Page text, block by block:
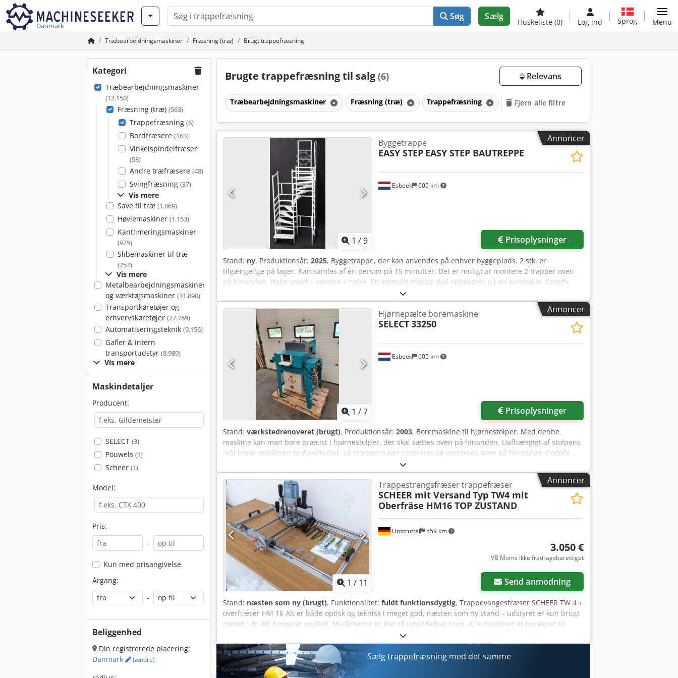
Danmark
Søg Sælg
Huskeliste (0) Log ind Sprog Menu
Træbearbejdningsmaskiner Fræsning (træ) Brugt trappefræsning
Kategori
Træbearbejdningsmaskiner
(12.150)
Fræsning (træ) (563)
Trappefræsning (6)
Bordfræsere (163)
Vinkelspindelfræser
(58)
Andre træfræsere (48)
Svingfræsning (37)
Vis mere
Save til træ (1.869)
Høvlemaskiner (1.153)
Kantlimeringsmaskiner
(975)
Slibemaskiner til træ
(757)
Vis mere
Metalbearbejdningsmaskiner
og værktøjsmaskiner (31.890)
Transportkøretøjer og
erhvervskøretøjer (27.769)
Automatiseringsteknik (9.156)
Gafler & intern
transportudstyr (8.989)
Vis mere
Maskindetaljer
Producent:
SELECT (3)
Pouwels (1)
Scheer (1)
Model:
Pris:
-
Kun med prisangivelse
Årgang:
-
Beliggenhed
Din registrerede placering:
Danmark
(ændre)
Brugte trappefræsning til salg (6) Relevans
Træbearbejdningsmaskiner Fræsning (træ) Trappefræsning Fjern alle filtre
Annoncer
1 /9
Esbeek 605 km
Byggetrappe
EASY STEP EASY STEP BAUTREPPE
Prisoplysninger
Stand: ny, Produktionsår: 2025, Byggetrappe, der kan anvendes på enhver byggeplads. 2 stk. er
tilgængelige på lager. Kan samles af én person på 15 minutter. Det er muligt at montere 2 trapper oven
på hinanden. Halvt snoet – venstre + højre. En komplet trappe skal opbevares på en europalle. Csdpfx
Annoncer
1 /7
Esbeek 605 km
Hjørnepælte boremaskine
SELECT33250
Prisoplysninger
Stand: værkstedrenoveret (brugt), Produktionsår: 2003, Boremaskine til hjørnestolper. Med denne
maskine kan man bore præcist i hjørnestolper, der skal sættes oven på hinanden. Uafhængigt af stolpens
mål borer maskinen to dyvelhuller, så stolperne kan centreres og monteres oven på hinanden. Codpfx
Aog U U D Reidjrf Maskinen er renoveret og klar til brug.
Annoncer
1 / 11
Unstruttal 559 km
Trappestrengsfræser trappefræser
SCHEER mit Versand Typ TW4 mit
Oberfräse HM16 TOP ZUSTAND
3.050 €
VB Moms ikke fradragsberettiget
Send anmodning
Stand: næsten som ny (brugt), Funktionalitet: fuldt funktionsdygtig, Trappevangesfræser SCHEER TW 4 +
overfræser HM 16 Alt er både optisk og teknisk i meget god, næsten som ny stand – udstyret er kun brugt
meget lidt. Alt fungerer perfekt. Maskinerne er klar til umiddelbar brug. Alle maskiner er beregnet til
professionel brug – ingen gør-det-selv-/byggemarkedskvalitet. Trappevangesfræser SCHEER TW 4 Med
denne maskine kan du fræse trin og stødtrin meget præcist og nøjagtigt. Med håndsvinget kan der endda
bearbejdes buede stødoverflader. Maskinen kan også anvendes til fræsning i andre pladematerialer,
eksempelvis bordplader. Udstyret med hærdede styreaksler, hvorpå krydsslæden med overfræseren
Sælg trappefræsning med det samme